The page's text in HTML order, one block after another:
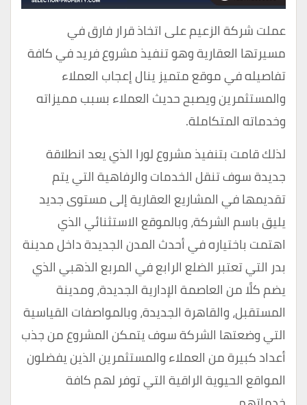
عملت شركة الزعيم على اتخاذ قرار فارق في
مسيرتها العقارية وهو تنفيذ مشروع فريد في كافة
تفاصيله في موقع متميز ينال إعجاب العملاء
والمستثمرين ويصبح حديث العملاء بسبب مميزاته
وخدماته المتكاملة.
لذلك قامت بتنفيذ مشروع لورا الذي يعد انطلاقة
جديدة سوف تنقل الخدمات والرفاهية التي يتم
تقديمها في المشاريع العقارية إلى مستوى جديد
يليق باسم الشركة، وبالموقع الاستثنائي الذي
اهتمت باختياره في أحدث المدن الجديدة داخل مدينة
بدر التي تعتبر الضلع الرابع في المربع الذهبي الذي
يضم كلًا من العاصمة الإدارية الجديدة، ومدينة
المستقبل، والقاهرة الجديدة، وبالمواصفات القياسية
التي وضعتها الشركة سوف يتمكن المشروع من جذب
أعداد كبيرة من العملاء والمستثمرين الذين يفضلون
المواقع الحيوية الراقية التي توفر لهم كافة